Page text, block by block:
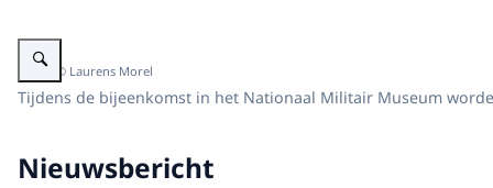
Vergroot afbeelding Invictus Games
Beeld: © Laurens Morel
Tijdens de bijeenkomst in het Nationaal Militair Museum
Nieuwsbericht